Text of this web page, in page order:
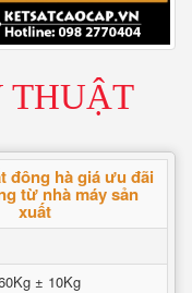
THUẬT
đông hà giá ưu đãi
từ nhà máy sản
xuất
± 10Kg